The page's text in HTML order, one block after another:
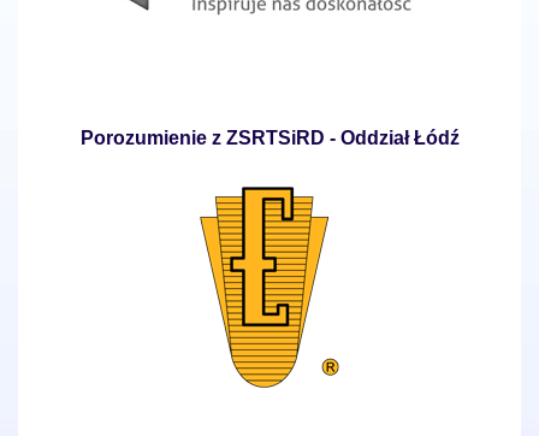
Porozumienie z ZSRTSiRD - Oddział Łódź